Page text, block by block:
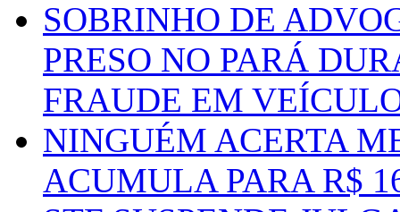
SOBRINHO DE
PRESO NO PARÁ
FRAUDE EM
NINGUÉM ACERTA
ACUMULA PARA R$